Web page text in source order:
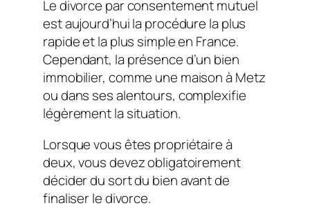
Le divorce par consentement mutuel
est aujourd’hui la procédure la plus
rapide et la plus simple en France.
Cependant, la présence d’un bien
immobilier, comme une maison à Metz
ou dans ses alentours, complexifie
légèrement la situation.
Lorsque vous êtes propriétaire à
deux, vous devez obligatoirement
décider du sort du bien avant de
finaliser le divorce.